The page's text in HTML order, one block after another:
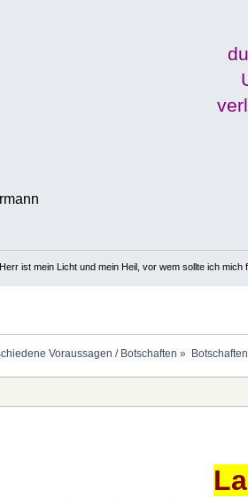
ist mein Licht und mein Heil, vor wem sollte ich mich
Voraussagen / Botschaften » Botschaften